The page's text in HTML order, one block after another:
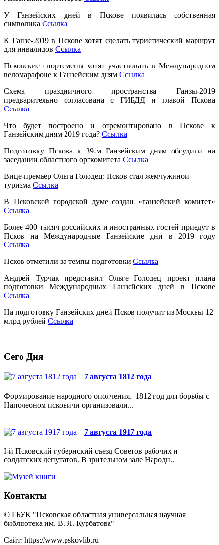
У Ганзейских дней в Пскове появилась собственная
символика Ссылка
К Ганзе-2019 в Пскове хотят сделать туристический маршрут
для инвалидов Ссылка
Псковские спортсмены хотят участвовать в Международном
веломарафоне к Ганзейским дням Ссылка
Схема праздничного пространства Ганзы-2019
предварительно согласована с ГИБДД и главой Пскова
Ссылка
Что будет построено и отремонтировано в Пскове к
Ганзейским дням 2019 года? Ссылка
Подготовку Пскова к 39-м Ганзейским дням обсудили на
заседании областного оргкомитета Ссылка
Вице-премьер Ольга Голодец: Псков стал жемчужиной
туризма Ссылка
В Псковской городской думе создан «ганзейский комитет»
Ссылка
Более 400 тысяч российских и иностранных гостей приедут в
Псков на Международные Ганзейские дни в 2019 году
Ссылка
Псков отметили за темпы подготовки Ссылка
Андрей Турчак представил Ольге Голодец проект плана
подготовки Международных Ганзейских дней в Пскове
Ссылка
На подготовку Ганзейских дней Псков получит из Москвы 12
млрд рублей Ссылка
Сего Дня
7 августа 1812 года
Формирование народного ополчения. 1812 год для борьбы с
Наполеоном псковичи организовали...
7 августа 1917 года
I-й Псковский губернский съезд Советов рабочих и
солдатских депутатов. В зрительном зале Народн...
Контакты
© ГБУК "Псковская областная универсальная научная
библиотека им. В. Я. Курбатова"
Сайт: https://www.pskovlib.ru